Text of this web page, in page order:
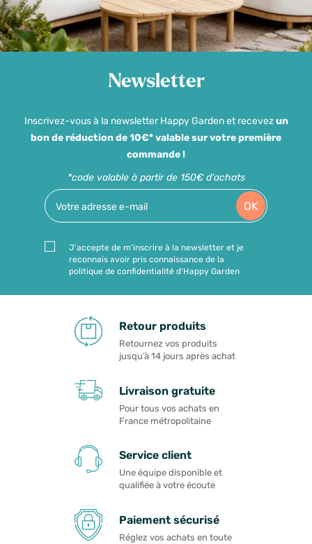
Newsletter
Inscrivez-vous à la newsletter Happy Garden et recevezun
bon de réduction de 10€* valable sur votre première
commande !
*code valable à partir de 150€ d'achats
OK
J'accepte de m'inscrire à la newsletter et je
reconnais avoir pris connaissance de la
politique de confidentialité d'Happy Garden
Retour produits
Retournez vos produits
jusqu’à 14 jours après achat
Livraison gratuite
Pour tous vos achats en
France métropolitaine
Service client
Une équipe disponible et
qualifiée à votre écoute
Paiement sécurisé
Réglez vos achats en toute